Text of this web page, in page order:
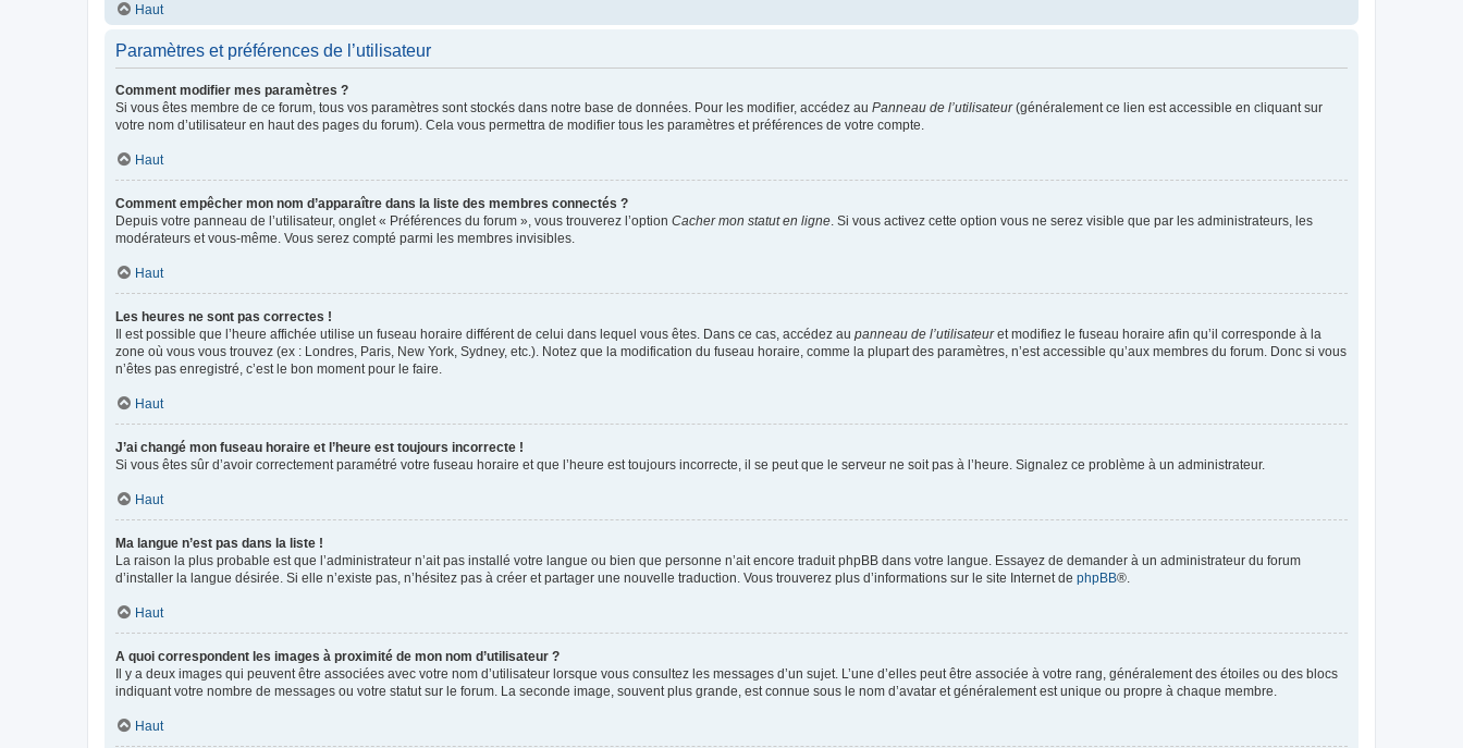
Haut
Paramètres et préférences de l’utilisateur
Comment modifier mes paramètres ?
Si vous êtes membre de ce forum, tous vos paramètres sont stockés dans notre base de données. Pour les modifier, accédez au Panneau de l’utilisateur(généralement ce lien est accessible en cliquant sur
votre nom d’utilisateur en haut des pages du forum). Cela vous permettra de modifier tous les paramètres et préférences de votre compte.
Haut
Comment empêcher mon nom d’apparaître dans la liste des membres connectés ?
Depuis votre panneau de l’utilisateur, onglet « Préférences du forum », vous trouverez l’option Cacher mon statut en ligne . Si vous activez cette option vous ne serez visible que par les administrateurs, les
modérateurs et vous-même. Vous serez compté parmi les membres invisibles.
Haut
Les heures ne sont pas correctes !
Il est possible que l’heure affichée utilise un fuseau horaire différent de celui dans lequel vous êtes. Dans ce cas, accédez au panneau de l’utilisateuret modifiez le fuseau horaire afin qu’il corresponde à la
zone où vous vous trouvez (ex : Londres, Paris, New York, Sydney, etc.). Notez que la modification du fuseau horaire, comme la plupart des paramètres, n’est accessible qu’aux membres du forum. Donc si vous
n’êtes pas enregistré, c’est le bon moment pour le faire.
Haut
J’ai changé mon fuseau horaire et l’heure est toujours incorrecte !
Si vous êtes sûr d’avoir correctement paramétré votre fuseau horaire et que l’heure est toujours incorrecte, il se peut que le serveur ne soit pas à l’heure. Signalez ce problème à un administrateur.
Haut
Ma langue n’est pas dans la liste !
La raison la plus probable est que l’administrateur n’ait pas installé votre langue ou bien que personne n’ait encore traduit phpBB dans votre langue. Essayez de demander à un administrateur du forum
d’installer la langue désirée. Si elle n’existe pas, n’hésitez pas à créer et partager une nouvelle traduction. Vous trouverez plus d’informations sur le site Internet de phpBB®.
Haut
A quoi correspondent les images à proximité de mon nom d’utilisateur ?
Il y a deux images qui peuvent être associées avec votre nom d’utilisateur lorsque vous consultez les messages d’un sujet. L’une d’elles peut être associée à votre rang, généralement des étoiles ou des blocs
indiquant votre nombre de messages ou votre statut sur le forum. La seconde image, souvent plus grande, est connue sous le nom d’avatar et généralement est unique ou propre à chaque membre.
Haut